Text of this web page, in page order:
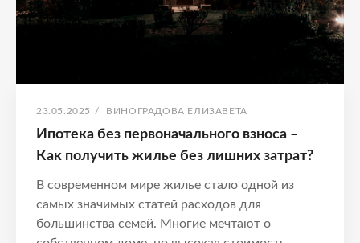
ОПУБЛИКОВАНО
23.05.2025 / АВТОР:
ВИНОГРАДОВА ЕЛИЗАВЕТА
Ипотека без первоначального взноса –
Как получить жилье без лишних затрат?
В современном мире жилье стало одной из
самых значимых статей расходов для
большинства семей. Многие мечтают о